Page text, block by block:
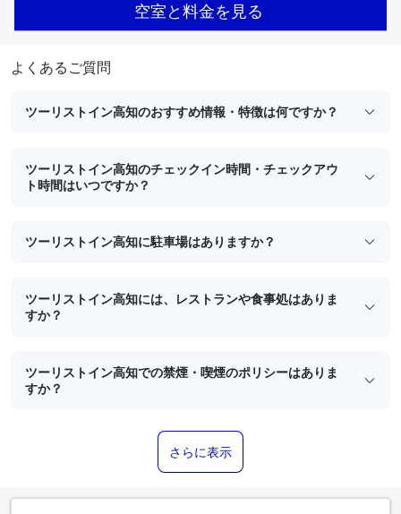
空室と料金を見る
よくあるご質問
ツーリストイン高知のおすすめ情報・特徴は何ですか？
ツーリストイン高知のチェックイン時間・チェックアウ
ト時間はいつですか？
ツーリストイン高知に駐車場はありますか？
ツーリストイン高知には、レストランや食事処はありま
すか？
ツーリストイン高知での禁煙・喫煙のポリシーはありま
すか？
さらに表示